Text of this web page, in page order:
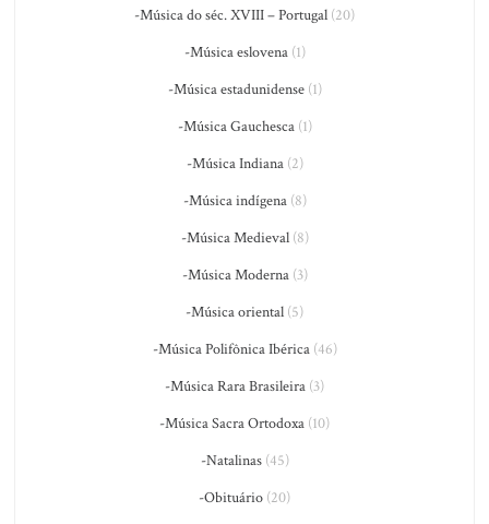
-Música do séc. XVIII – Portugal (20)
-Música eslovena(1)
-Música estadunidense(1)
-Música Gauchesca(1)
-Música Indiana(2)
-Música indígena(8)
-Música Medieval(8)
-Música Moderna(3)
-Música oriental (5)
-Música Polifônica Ibérica(46)
-Música Rara Brasileira (3)
-Música Sacra Ortodoxa (10)
-Natalinas(45)
-Obituário (20)